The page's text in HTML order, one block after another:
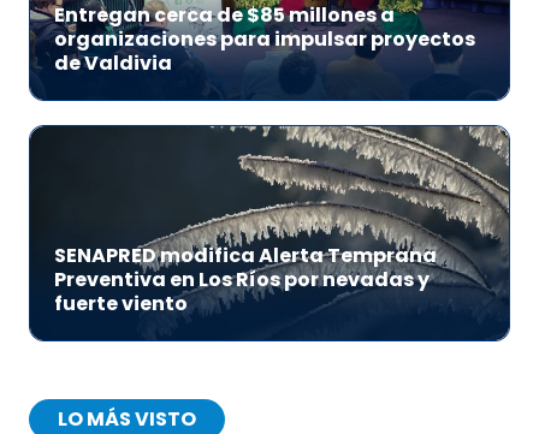
Entregan cerca de $85 millones a
organizaciones para impulsar proyectos
de Valdivia
SENAPRED modifica Alerta Temprana
Preventiva en Los Ríos por nevadas y
fuerte viento
LO MÁS VISTO